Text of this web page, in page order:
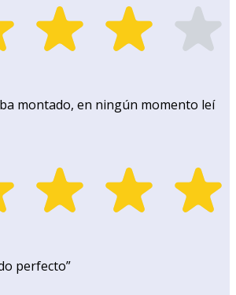
montado, en ningún momento leí
perfecto”